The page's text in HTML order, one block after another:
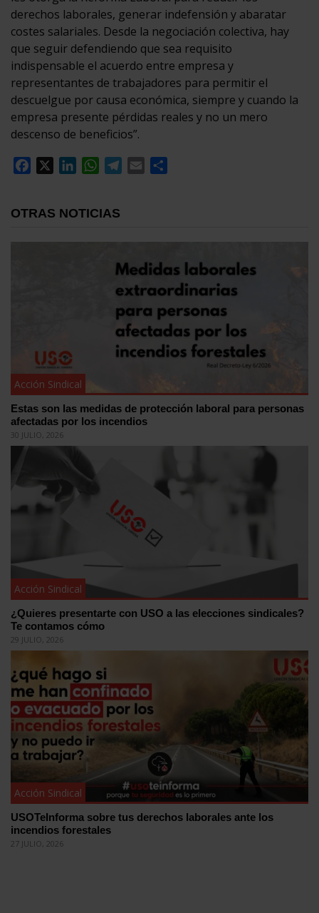
derechos laborales, generar indefensión y abaratar
costes salariales. Desde la negociación colectiva, hay
que seguir defendiendo que sea requisito
indispensable el acuerdo entre empresa y
representantes de trabajadores para permitir el
descuelgue por causa económica, siempre y cuando la
empresa presente pérdidas reales y no un mero
descenso de beneficios”.
Facebook
LinkedInWhatsApp
Telegram
Email
OTRAS NOTICIAS
Acción Sindical
Estas son las medidas de protección laboral para personas
afectadas por los incendios
30 JULIO, 2026
Acción Sindical
¿Quieres presentarte con USO a las elecciones sindicales?
Te contamos cómo
29 JULIO, 2026
Acción Sindical
USOTeInforma sobre tus derechos laborales ante los
incendios forestales
27 JULIO, 2026